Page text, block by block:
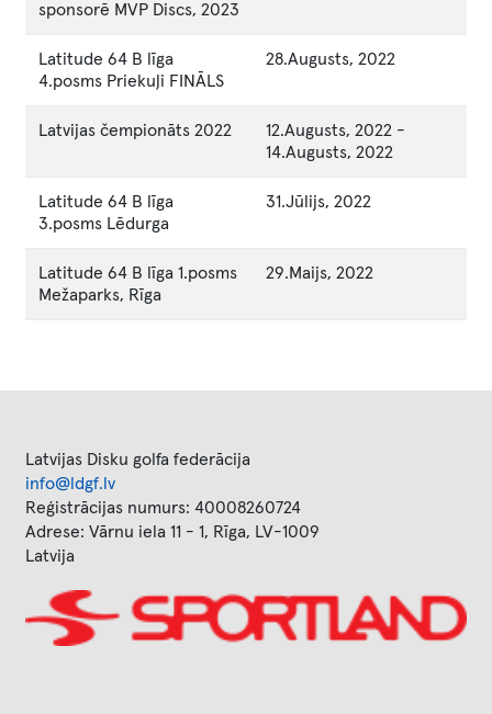
sponsorē MVP Discs, 2023
Latitude 64 B līga
4.posms Priekuļi FINĀLS
28.Augusts, 2022
Latvijas čempionāts 2022 12.Augusts, 2022 -
14.Augusts, 2022
Latitude 64 B līga
3.posms Lēdurga
31.Jūlijs, 2022
Latitude 64 B līga 1.posms
Mežaparks, Rīga
29.Maijs, 2022
Latvijas Disku golfa federācija
info@ldgf.lv
Reģistrācijas numurs: 40008260724
Adrese: Vārnu iela 11 - 1, Rīga, LV-1009
Latvija
Image